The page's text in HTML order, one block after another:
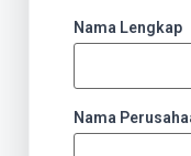
Nama Lengkap
Nama